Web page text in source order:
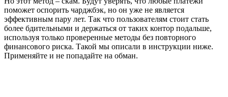
поможет оспорить чарджбэк, но он уже не является
эффективным пару лет. Так что пользователям стоит стать
более бдительными и держаться от таких контор подальше,
используя только проверенные методы без повторного
финансового риска. Такой мы описали в инструкции ниже.
Применяйте и не попадайте на обман.